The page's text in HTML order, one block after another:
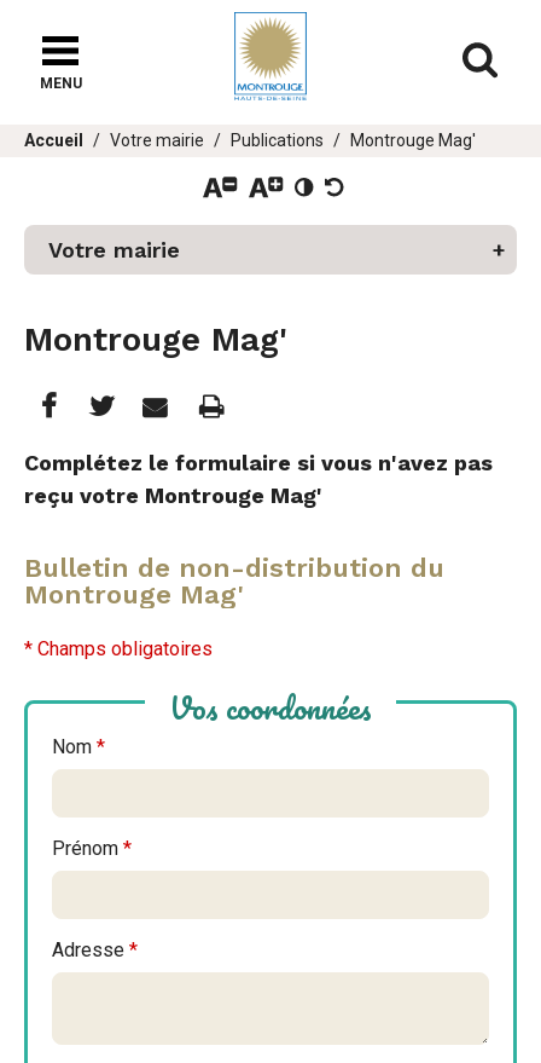
chat
MENU
Vous
Accueil Votre mairie Publications Montrouge Mag'
Votre mairie
Montrouge Mag'
Partager
cette
page
Facebook
Partager
cette
page
Twitter
Partager
cette
page
e-
mail
Imprimer
Complétez le formulaire si vous n'avez pas
reçu votre Montrouge Mag'
Bulletin de non-distribution du
Montrouge Mag'
* Champs obligatoires
Vos coordonnées
Nom *
Prénom *
Adresse *